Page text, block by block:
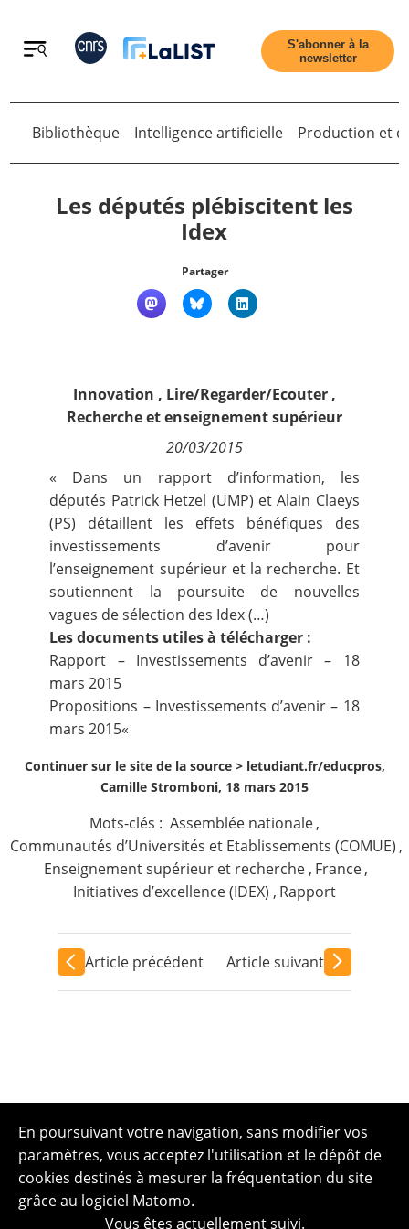
Retour
Contact
Nous suivre
S'abonner à la
newsletter
Retour
Bibliothèque Intelligence artificielle Production et
Les députés plébiscitent les
Idex
Partager
Innovation , Lire/Regarder/Ecouter ,
Recherche et enseignement supérieur
20/03/2015
« Dans un rapport d’information, les
députés Patrick Hetzel (UMP) et Alain Claeys
(PS) détaillent les effets bénéfiques des
investissements d’avenir pour
l’enseignement supérieur et la recherche. Et
soutiennent la poursuite de nouvelles
vagues de sélection des Idex (…)
Les documents utiles à télécharger :
Rapport – Investissements d’avenir – 18
mars 2015
Propositions – Investissements d’avenir – 18
mars 2015«
Continuer sur le site de la source > letudiant.fr/educpros,
Camille Stromboni, 18 mars 2015
Mots-clés : Assemblée nationale ,
Communautés d’Universités et Etablissements (COMUE) ,
Enseignement supérieur et recherche , France,
Initiatives d’excellence (IDEX) , Rapport
Article précédent Article suivant
En poursuivant votre navigation, sans modifier vos
paramètres, vous acceptez l'utilisation et le dépôt de
cookies destinés à mesurer la fréquentation du site
grâce au logiciel Matomo.
Vous êtes actuellement suivi.